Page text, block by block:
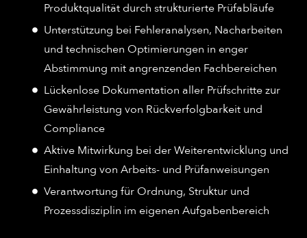
Produktqualität durch strukturierte Prüfabläufe
Unterstützung bei Fehleranalysen, Nacharbeiten
und technischen Optimierungen in enger
Abstimmung mit angrenzenden Fachbereichen
Lückenlose Dokumentation aller Prüfschritte zur
Gewährleistung von Rückverfolgbarkeit und
Compliance
Aktive Mitwirkung bei der Weiterentwicklung und
Einhaltung von Arbeits- und Prüfanweisungen
Verantwortung für Ordnung, Struktur und
Prozessdisziplin im eigenen Aufgabenbereich